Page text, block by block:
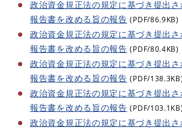
政治資金規正法の規定に基づき提出
報告書を改める旨の報告 (PDF/86.9KB)
政治資金規正法の規定に基づき提出
報告書を改める旨の報告 (PDF/80.4KB)
政治資金規正法の規定に基づき提出
報告書を改める旨の報告 (PDF/138.3KB)
政治資金規正法の規定に基づき提出
報告書を改める旨の報告 (PDF/103.1KB)
政治資金規正法の規定に基づき提出